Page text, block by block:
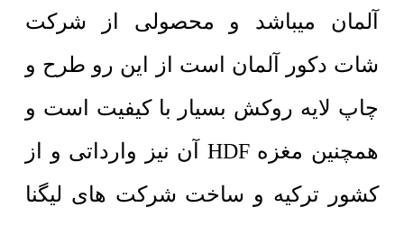
آلمان میباشد و محصولی از شرکت
شات دکور آلمان است از این رو طرح و
چاپ لایه روکش بسیار با کیفیت است و
همچنین مغزه HDF آن نیز وارداتی و از
کشور ترکیه و ساخت شرکت های لیگنا